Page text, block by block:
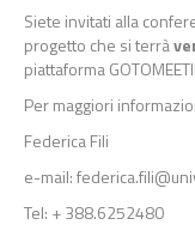
Siete invitati alla
progetto che si terrà
piattaforma
Per maggiori
Federica Fili
e-mail:
Tel: + 388.6252480